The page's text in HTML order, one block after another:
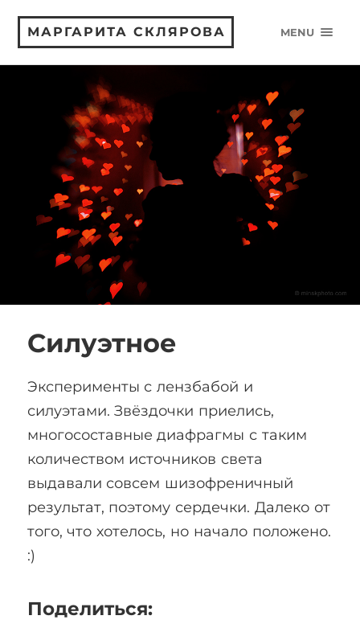
МАРГАРИТА СКЛЯРОВА MENU
Силуэтное
Эксперименты с лензбабой и
силуэтами. Звёздочки приелись,
многосоставные диафрагмы с таким
количеством источников света
выдавали совсем шизофреничный
результат, поэтому сердечки. Далеко от
того, что хотелось, но начало положено.
:)
Поделиться: